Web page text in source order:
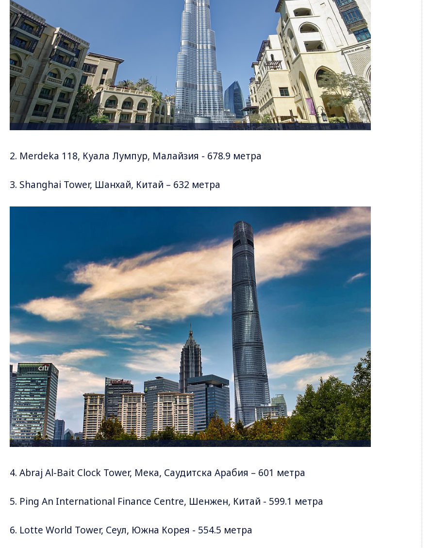
2. Merdeka 118, Куала Лумпур, Малайзия - 678.9 метра
3. Shanghai Tower, Шанхай, Китай – 632 метра
4. Abraj Al-Bait Clock Tower, Мека, Саудитска Арабия – 601 метра
5. Ping An International Finance Centre, Шенжен, Китай - 599.1 метра
6. Lotte World Tower, Сеул, Южна Корея - 554.5 метра